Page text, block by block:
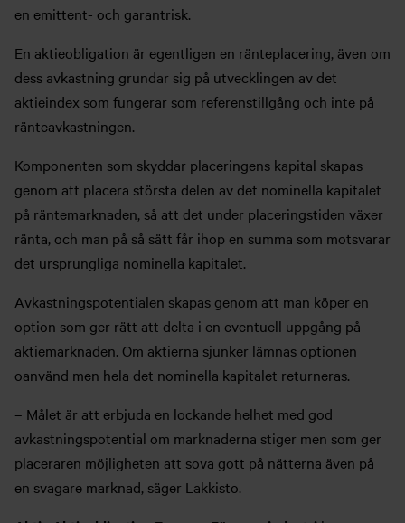
en emittent- och garantrisk.
En aktieobligation är egentligen en ränteplacering, även om
dess avkastning grundar sig på utvecklingen av det
aktieindex som fungerar som referenstillgång och inte på
ränteavkastningen.
Komponenten som skyddar placeringens kapital skapas
genom att placera största delen av det nominella kapitalet
på räntemarknaden, så att det under placeringstiden växer
ränta, och man på så sätt får ihop en summa som motsvarar
det ursprungliga nominella kapitalet.
Avkastningspotentialen skapas genom att man köper en
option som ger rätt att delta i en eventuell uppgång på
aktiemarknaden. Om aktierna sjunker lämnas optionen
oanvänd men hela det nominella kapitalet returneras.
– Målet är att erbjuda en lockande helhet med god
avkastningspotential om marknaderna stiger men som ger
placeraren möjligheten att sova gott på nätterna även på
en svagare marknad, säger Lakkisto.